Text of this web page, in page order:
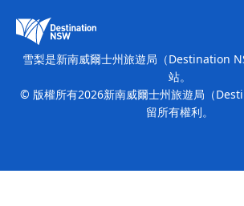
新南威爾士州旅遊局（Destination
繽紛雪梨燈光音樂節
雪梨是新南威爾士州旅遊局（Destination
站。
© 版權所有2026新南威爾士州旅遊局（
留所有權利。